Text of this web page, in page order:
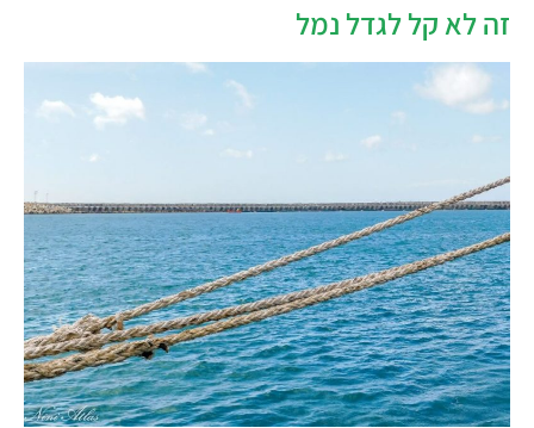
זה לא קל לגדל נמל